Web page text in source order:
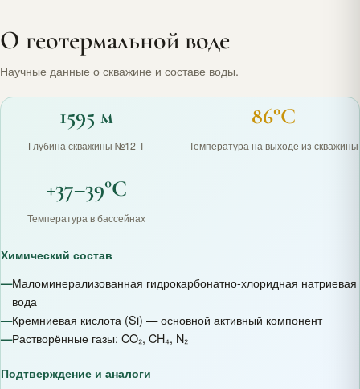
О геотермальной воде
Научные данные о скважине и составе воды.
1595 м
Глубина скважины №12-Т
86°C
Температура на выходе из скважины
+37–39°C
Температура в бассейнах
Химический состав
—Маломинерализованная гидрокарбонатно-хлоридная натриевая
вода
—Кремниевая кислота (Si) — основной активный компонент
—Растворённые газы: CO₂, CH₄, N₂
Подтверждение и аналоги